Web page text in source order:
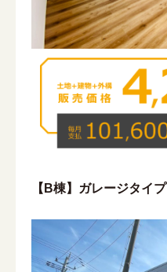
【B棟】ガレージタイプ